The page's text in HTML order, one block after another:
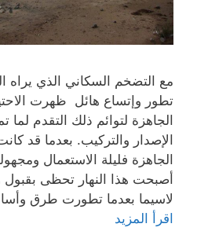
مع التضخم السكاني الذي يراه
تطور وإتساع هائل ظهرت
الجاهزة لتوائم ذلك التقدم
الإصدار والتركيب. بعدما قد
الجاهزة فليلة الاستعمال
أصبحت هذا النهار تحظى بقبول
لاسيما بعدما تطورت طرق
اقرأ المزيد